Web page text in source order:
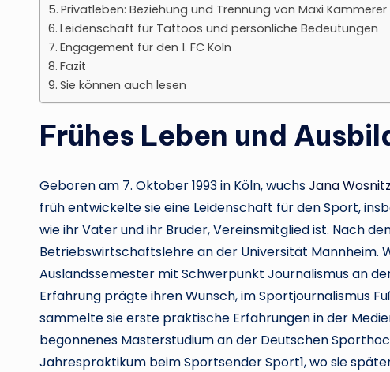
Privatleben: Beziehung und Trennung von Maxi Kammerer
Leidenschaft für Tattoos und persönliche Bedeutungen
Engagement für den 1. FC Köln
Fazit
Sie können auch lesen
Frühes Leben und
Geboren am 7. Oktober 1993 in Köln, wuchsJana
früh entwickelte sie eine Leidenschaft für den Sport,
wie ihr Vater und ihr Bruder, Vereinsmitglied ist. Nach
Betriebswirtschaftslehre an der Universität Mannheim.
Auslandssemester mit Schwerpunkt Journalismus an
Erfahrung prägte ihren Wunsch, im Sportjournalismus
sammelte sie erste praktische Erfahrungen in der
begonnenes Masterstudium an der Deutschen
Jahrespraktikum beim Sportsender Sport1, wo sie